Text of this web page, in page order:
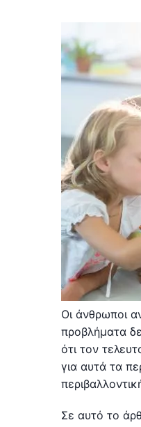
Οι άνθρωποι
προβλήματα
ότι τον
για αυτά τα
Σε αυτό το